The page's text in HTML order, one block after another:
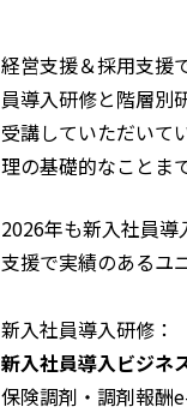
経営支援＆採用支援
員導入研修と階層別
受講していただいて
理の基礎的なことま
2026年も新入社員
支援で実績のあるユ
新入社員導入研修：
新入社員導入ビジネ
保険調剤・調剤報酬